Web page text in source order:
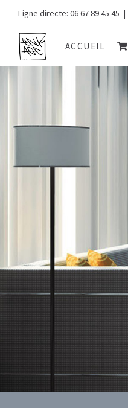
content
Ligne directe: 06 67 89 45 45 |
ACCUEIL